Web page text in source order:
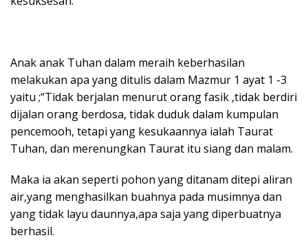
Anak anak Tuhan dalam meraih keberhasilan
melakukan apa yang ditulis dalam Mazmur 1 ayat 1 -3
yaitu ;“Tidak berjalan menurut orang fasik ,tidak berdiri
dijalan orang berdosa, tidak duduk dalam kumpulan
pencemooh, tetapi yang kesukaannya ialah Taurat
Tuhan, dan merenungkan Taurat itu siang dan malam.
Maka ia akan seperti pohon yang ditanam ditepi aliran
air,yang menghasilkan buahnya pada musimnya dan
yang tidak layu daunnya,apa saja yang diperbuatnya
berhasil.